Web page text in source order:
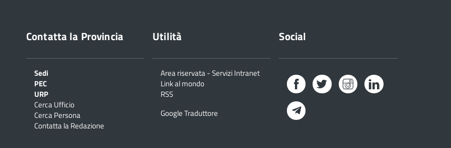
Contatta la Provincia
Sedi
PEC
URP
Cerca Ufficio
Cerca Persona
Contatta la Redazione
Utilità
Area riservata - Servizi Intranet
Link al mondo
RSS
Google Traduttore
Social
FacebookTwitterInstagramLinkedIn